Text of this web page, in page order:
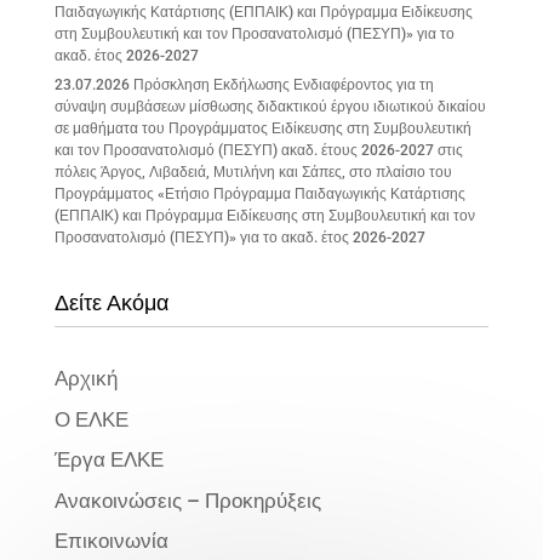
Παιδαγωγικής Κατάρτισης (ΕΠΠΑΙΚ) και Πρόγραμμα Ειδίκευσης
στη Συμβουλευτική και τον Προσανατολισμό (ΠΕΣΥΠ)» για το
ακαδ. έτος 2026-2027
23.07.2026 Πρόσκληση Εκδήλωσης Ενδιαφέροντος για τη
σύναψη συμβάσεων μίσθωσης διδακτικού έργου ιδιωτικού δικαίου
σε μαθήματα του Προγράμματος Ειδίκευσης στη Συμβουλευτική
και τον Προσανατολισμό (ΠΕΣΥΠ) ακαδ. έτους 2026-2027 στις
πόλεις Άργος, Λιβαδειά, Μυτιλήνη και Σάπες, στο πλαίσιο του
Προγράμματος «Ετήσιο Πρόγραμμα Παιδαγωγικής Κατάρτισης
(ΕΠΠΑΙΚ) και Πρόγραμμα Ειδίκευσης στη Συμβουλευτική και τον
Προσανατολισμό (ΠΕΣΥΠ)» για το ακαδ. έτος 2026-2027
Δείτε Ακόμα
Αρχική
Ο ΕΛΚΕ
Έργα ΕΛΚΕ
Ανακοινώσεις – Προκηρύξεις
Επικοινωνία